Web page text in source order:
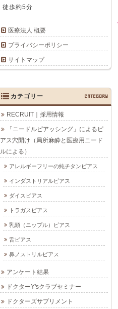
徒歩約5分
医療法人 概要
プライバシーポリシー
サイトマップ
カテゴリー CATEGORY
RECRUIT｜採用情報
「ニードルピアッシング」によるピ
アス穴開け（局所麻酔と医療用ニード
ルによる）
アレルギーフリーの純チタンピアス
インダストリアルピアス
ダイスピアス
トラガスピアス
乳頭（ニップル）ピアス
舌ピアス
鼻ノストリルピアス
アンケート結果
ドクターY'sクラブセミナー
ドクターズサプリメント